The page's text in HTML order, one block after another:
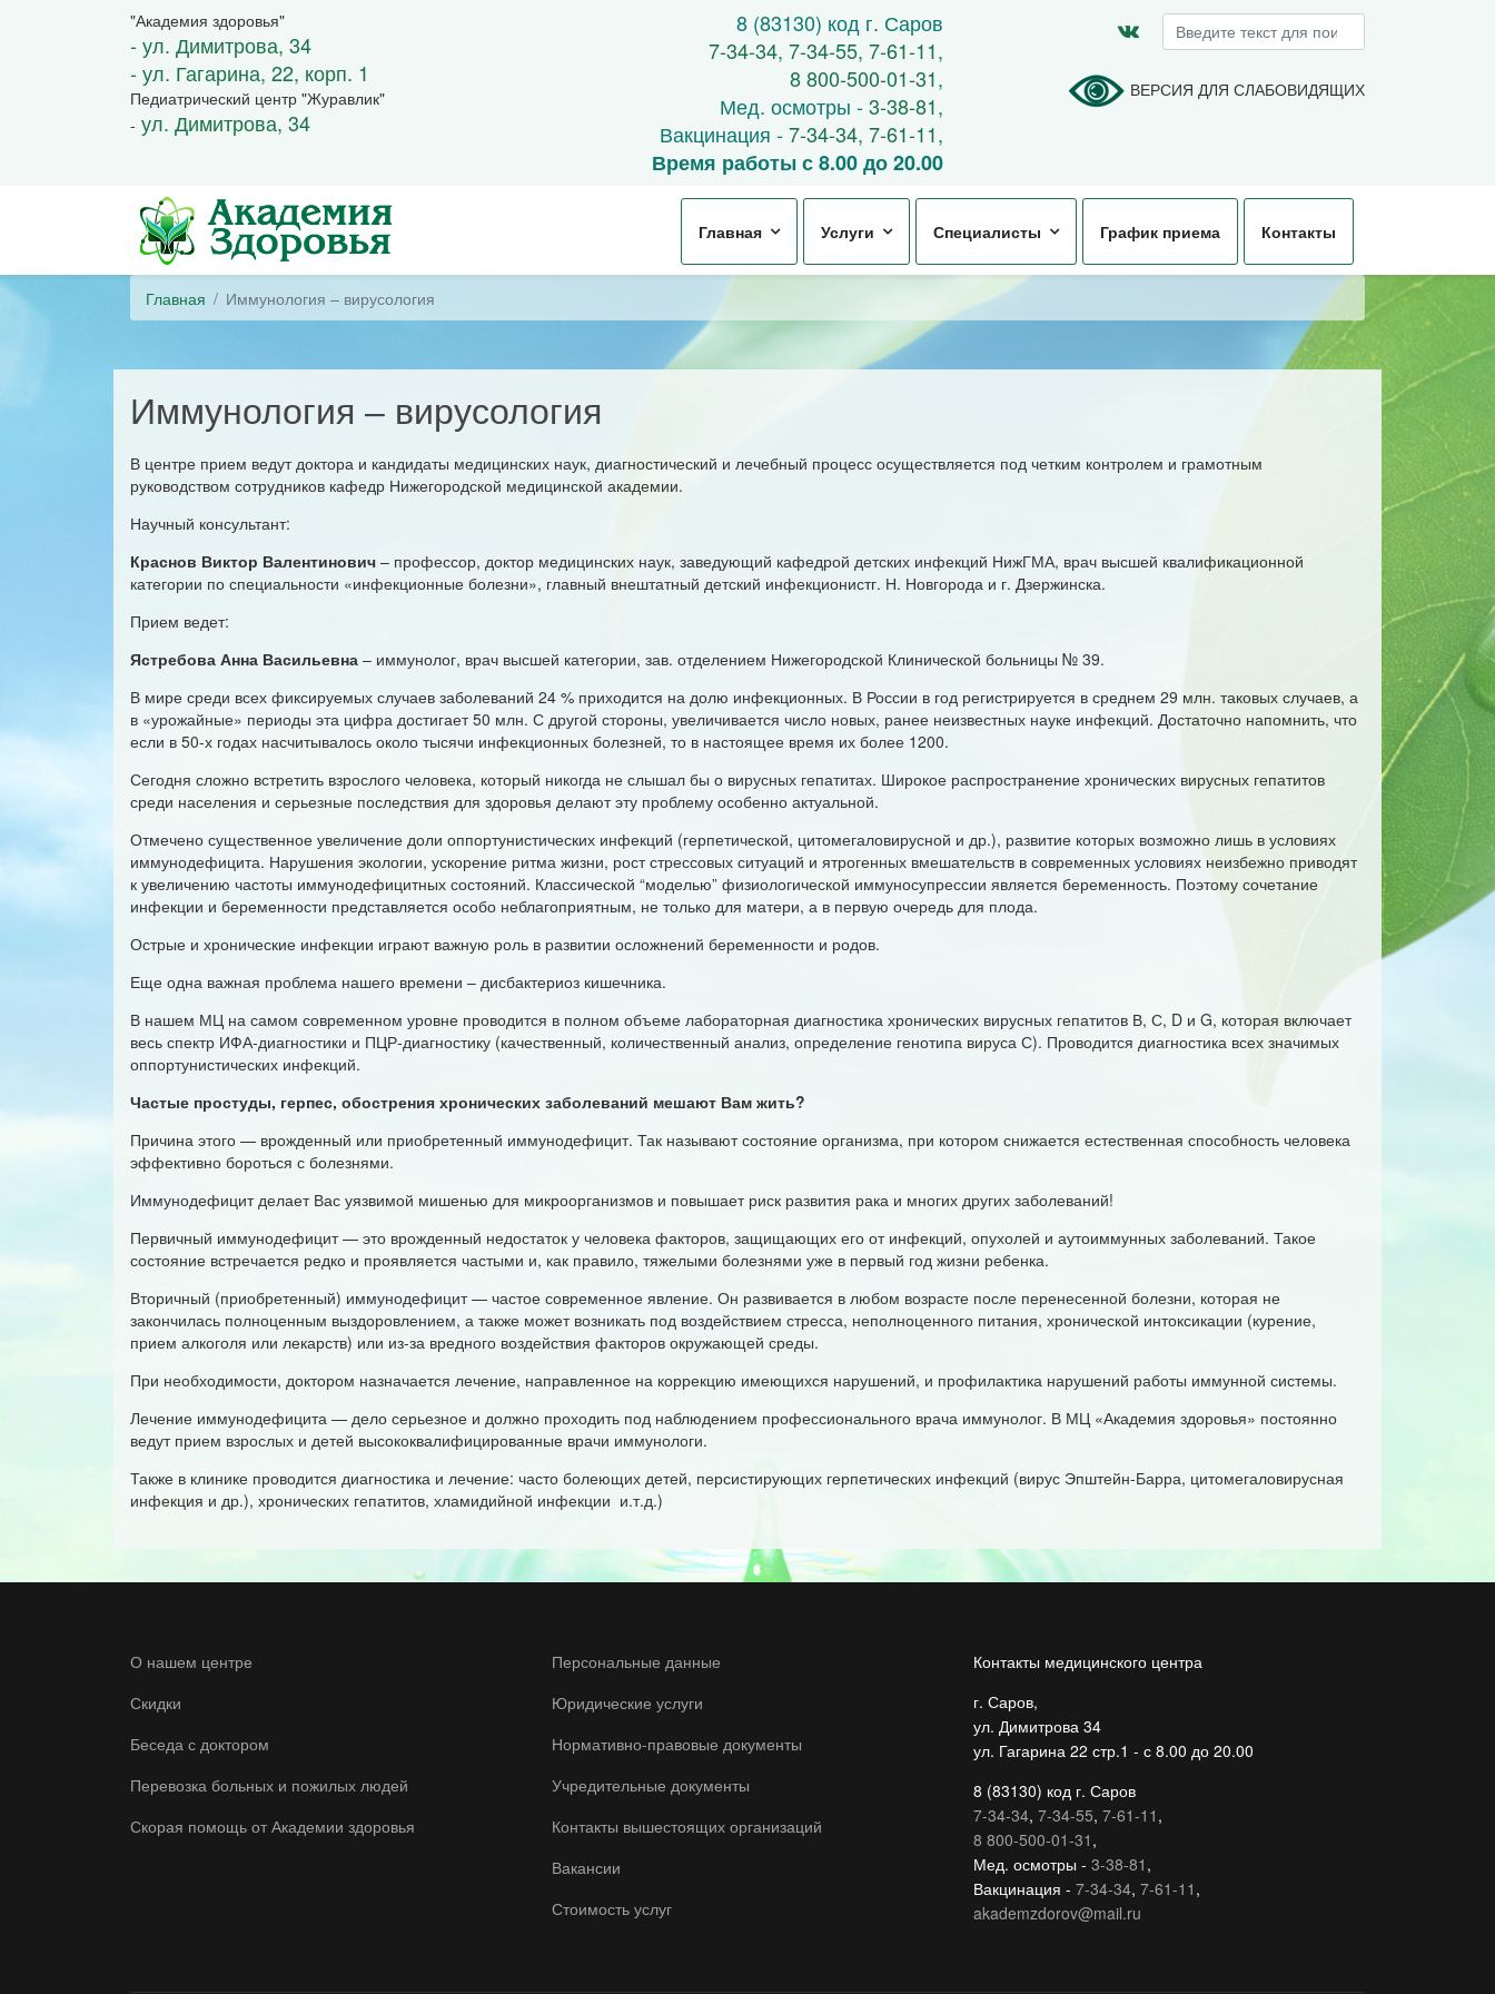
"Академия здоровья"
- ул. Димитрова, 34
- ул. Гагарина, 22, корп. 1
Педиатрический центр "Журавлик"
- ул. Димитрова, 34
8 (83130) код г. Саров
7-34-34,7-34-55,7-61-11,
8 800-500-01-31,
Мед. осмотры -3-38-81,
Вакцинация -7-34-34,7-61-11,
Время работы с 8.00 до 20.00
Искать...
ВЕРСИЯ ДЛЯ СЛАБОВИДЯЩИХ
Главная Услуги Специалисты График приема Контакты
Главная Иммунология – вирусология
Иммунология – вирусология
В центре прием ведут доктора и кандидаты медицинских наук, диагностический и лечебный процесс осуществляется под четким контролем и грамотным
руководством сотрудников кафедр Нижегородской медицинской академии.
Научный консультант:
Краснов Виктор Валентинович – профессор, доктор медицинских наук, заведующий кафедрой детских инфекций НижГМА, врач высшей квалификационной
категории по специальности «инфекционные болезни», главный внештатный детский инфекционистг. Н. Новгорода и г. Дзержинска.
Прием ведет:
Ястребова Анна Васильевна – иммунолог, врач высшей категории, зав. отделением Нижегородской Клинической больницы № 39.
В мире среди всех фиксируемых случаев заболеваний 24 % приходится на долю инфекционных. В России в год регистрируется в среднем 29 млн. таковых случаев, а
в «урожайные» периоды эта цифра достигает 50 млн. С другой стороны, увеличивается число новых, ранее неизвестных науке инфекций. Достаточно напомнить, что
если в 50-х годах насчитывалось около тысячи инфекционных болезней, то в настоящее время их более 1200.
Сегодня сложно встретить взрослого человека, который никогда не слышал бы о вирусных гепатитах. Широкое распространение хронических вирусных гепатитов
среди населения и серьезные последствия для здоровья делают эту проблему особенно актуальной.
Отмечено существенное увеличение доли оппортунистических инфекций (герпетической, цитомегаловирусной и др.), развитие которых возможно лишь в условиях
иммунодефицита. Нарушения экологии, ускорение ритма жизни, рост стрессовых ситуаций и ятрогенных вмешательств в современных условиях неизбежно приводят
к увеличению частоты иммунодефицитных состояний. Классической “моделью” физиологической иммуносупрессии является беременность. Поэтому сочетание
инфекции и беременности представляется особо неблагоприятным, не только для матери, а в первую очередь для плода.
Острые и хронические инфекции играют важную роль в развитии осложнений беременности и родов.
Еще одна важная проблема нашего времени – дисбактериоз кишечника.
В нашем МЦ на самом современном уровне проводится в полном объеме лабораторная диагностика хронических вирусных гепатитов В, С, D и G, которая включает
весь спектр ИФА-диагностики и ПЦР-диагностику (качественный, количественный анализ, определение генотипа вируса С). Проводится диагностика всех значимых
оппортунистических инфекций.
Частые простуды, герпес, обострения хронических заболеваний мешают Вам жить?
Причина этого — врожденный или приобретенный иммунодефицит. Так называют состояние организма, при котором снижается естественная способность человека
эффективно бороться с болезнями.
Иммунодефицит делает Вас уязвимой мишенью для микроорганизмов и повышает риск развития рака и многих других заболеваний!
Первичный иммунодефицит — это врожденный недостаток у человека факторов, защищающих его от инфекций, опухолей и аутоиммунных заболеваний. Такое
состояние встречается редко и проявляется частыми и, как правило, тяжелыми болезнями уже в первый год жизни ребенка.
Вторичный (приобретенный) иммунодефицит — частое современное явление. Он развивается в любом возрасте после перенесенной болезни, которая не
закончилась полноценным выздоровлением, а также может возникать под воздействием стресса, неполноценного питания, хронической интоксикации (курение,
прием алкоголя или лекарств) или из-за вредного воздействия факторов окружающей среды.
При необходимости, доктором назначается лечение, направленное на коррекцию имеющихся нарушений, и профилактика нарушений работы иммунной системы.
Лечение иммунодефицита — дело серьезное и должно проходить под наблюдением профессионального врача иммунолог. В МЦ «Академия здоровья» постоянно
ведут прием взрослых и детей высококвалифицированные врачи иммунологи.
Также в клинике проводится диагностика и лечение: часто болеющих детей, персистирующих герпетических инфекций (вирус Эпштейн-Барра, цитомегаловирусная
инфекция и др.), хронических гепатитов, хламидийной инфекции и.т.д.)
О нашем центре
Скидки
Беседа с доктором
Перевозка больных и пожилых людей
Скорая помощь от Академии здоровья
Персональные данные
Юридические услуги
Нормативно-правовые документы
Учредительные документы
Контакты вышестоящих организаций
Вакансии
Стоимость услуг
Контакты медицинского центра
г. Саров,
ул. Димитрова 34
ул. Гагарина 22 стр.1 - с 8.00 до 20.00
8 (83130) код г. Саров
7-34-34, 7-34-55, 7-61-11 ,
8 800-500-01-31 ,
Мед. осмотры - 3-38-81 ,
Вакцинация - 7-34-34, 7-61-11 ,
akademzdorov@mail.ru